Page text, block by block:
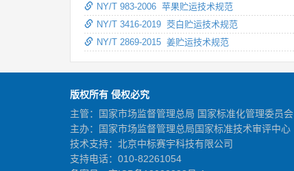
NY/T 983-2006 苹果贮运技术规范
NY/T 3416-2019 茭白贮运技术规范
NY/T 2869-2015 姜贮运技术规范
版权所有 侵权必究
主管：国家市场监督管理总局 国家标准化管理委员会
主办：国家市场监督管理总局国家标准技术审评中心
技术支持：北京中标赛宇科技有限公司
支持电话：010-82261054